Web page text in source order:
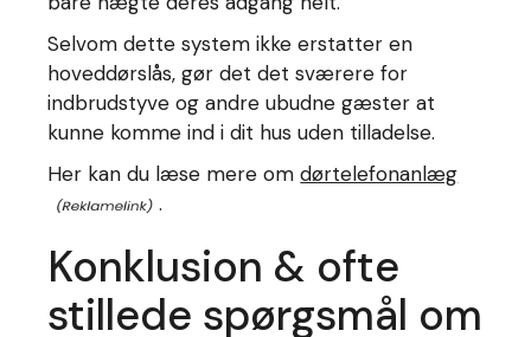
Selvom dette system ikke erstatter en
hoveddørslås, gør det det sværere for
indbrudstyve og andre ubudne gæster at
kunne komme ind i dit hus uden tilladelse.
Her kan du læse mere omdørtelefonanlæg
.
Konklusion & ofte
stillede spørgsmål om